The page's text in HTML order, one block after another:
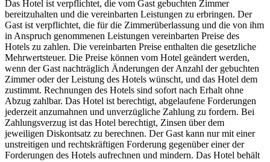
Das Hotel ist verpflichtet, die vom Gast gebuchten Zimmer
bereitzuhalten und die vereinbarten Leistungen zu erbringen. Der
Gast ist verpflichtet, die für die Zimmerüberlassung und die von ihm
in Anspruch genommenen Leistungen vereinbarten Preise des
Hotels zu zahlen. Die vereinbarten Preise enthalten die gesetzliche
Mehrwertsteuer. Die Preise können vom Hotel geändert werden,
wenn der Gast nachträglich Änderungen der Anzahl der gebuchten
Zimmer oder der Leistung des Hotels wünscht, und das Hotel dem
zustimmt. Rechnungen des Hotels sind sofort nach Erhalt ohne
Abzug zahlbar. Das Hotel ist berechtigt, abgelaufene Forderungen
jederzeit anzumahnen und unverzügliche Zahlung zu fordern. Bei
Zahlungsverzug ist das Hotel berechtigt, Zinsen über dem
jeweiligen Diskontsatz zu berechnen. Der Gast kann nur mit einer
unstreitigen und rechtskräftigen Forderung gegenüber einer der
Forderungen des Hotels aufrechnen und mindern. Das Hotel behält